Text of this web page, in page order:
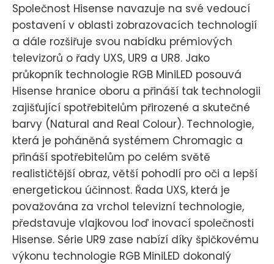
Společnost Hisense navazuje na své vedoucí
postavení v oblasti zobrazovacích technologií
a dále rozšiřuje svou nabídku prémiových
televizorů o řady UXS, UR9 a UR8. Jako
průkopník technologie RGB MiniLED posouvá
Hisense hranice oboru a přináší tak technologii
zajišťující spotřebitelům přirozené a skutečné
barvy (Natural and Real Colour). Technologie,
která je poháněná systémem Chromagic a
přináší spotřebitelům po celém světě
realističtější obraz, větší pohodlí pro oči a lepší
energetickou účinnost. Řada UXS, která je
považována za vrchol televizní technologie,
představuje vlajkovou loď inovací společnosti
Hisense. Série UR9 zase nabízí díky špičkovému
výkonu technologie RGB MiniLED dokonalý